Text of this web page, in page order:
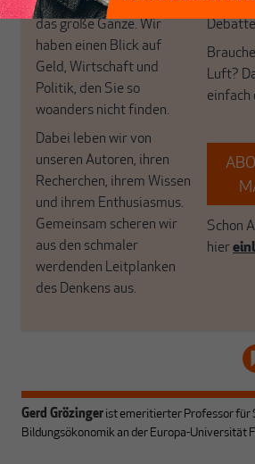
MAKROSKOP steht für
das große Ganze. Wir
haben einen Blick auf
Geld, Wirtschaft und
Politik, den Sie so
woanders nicht finden.
Dabei leben wir von
unseren Autoren, ihren
Recherchen, ihrem Wissen
und ihrem Enthusiasmus.
Gemeinsam scheren wir
aus den schmaler
werdenden Leitplanken
des Denkens aus.
engen
Luft?
einfach
Schon
hier
Gerd Grözinger ist emeritierter Professor für
Bildungsökonomik an der Europa-Universität